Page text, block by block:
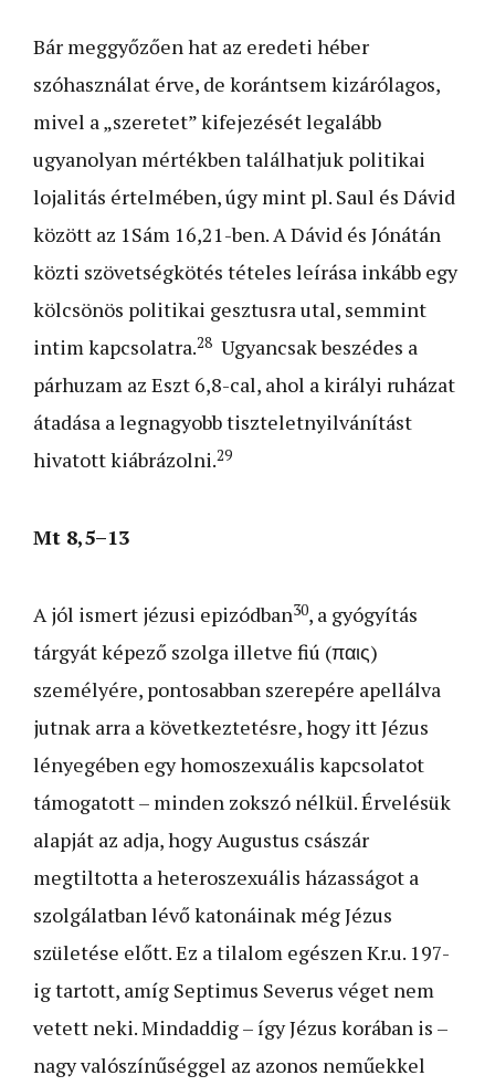
Bár meggyőzően hat az eredeti héber
szóhasználat érve, de korántsem kizárólagos,
mivel a „szeretet” kifejezését legalább
ugyanolyan mértékben találhatjuk politikai
lojalitás értelmében, úgy mint pl. Saul és Dávid
között az 1Sám 16,21-ben. A Dávid és Jónátán
közti szövetségkötés tételes leírása inkább egy
kölcsönös politikai gesztusra utal, semmint
intim kapcsolatra.28 Ugyancsak beszédes a
párhuzam az Eszt 6,8-cal, ahol a királyi ruházat
átadása a legnagyobb tiszteletnyilvánítást
hivatott kiábrázolni.29
Mt 8,5–13
A jól ismert jézusi epizódban30, a gyógyítás
tárgyát képező szolga illetve fiú (παις)
személyére, pontosabban szerepére apellálva
jutnak arra a következtetésre, hogy itt Jézus
lényegében egy homoszexuális kapcsolatot
támogatott – minden zokszó nélkül. Érvelésük
alapját az adja, hogy Augustus császár
megtiltotta a heteroszexuális házasságot a
szolgálatban lévő katonáinak még Jézus
születése előtt. Ez a tilalom egészen Kr.u. 197-
ig tartott, amíg Septimus Severus véget nem
vetett neki. Mindaddig – így Jézus korában is –
nagy valószínűséggel az azonos neműekkel